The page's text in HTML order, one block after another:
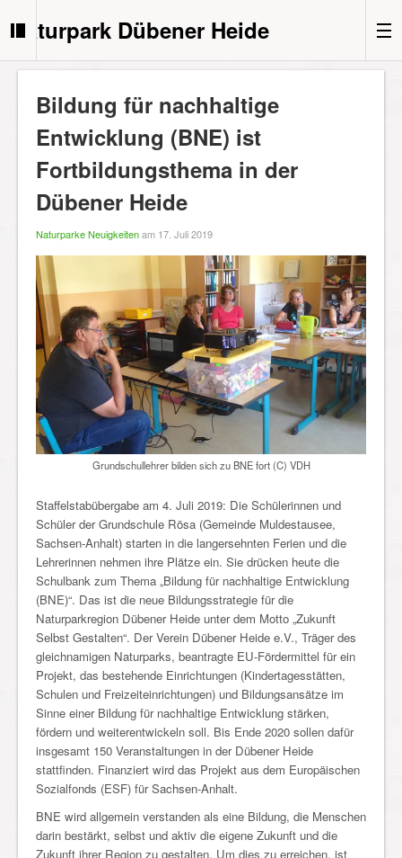
Naturpark Dübener Heide
Bildung für nachhaltige
Entwicklung (BNE) ist
Fortbildungsthema in der
Dübener Heide
Naturparke Neuigkeitenam 17. Juli 2019
Grundschullehrer bilden sich zu BNE fort (C) VDH
Staffelstabübergabe am 4. Juli 2019: Die Schülerinnen und
Schüler der Grundschule Rösa (Gemeinde Muldestausee,
Sachsen-Anhalt) starten in die langersehnten Ferien und die
Lehrerinnen nehmen ihre Plätze ein. Sie drücken heute die
Schulbank zum Thema „Bildung für nachhaltige Entwicklung
(BNE)“. Das ist die neue Bildungsstrategie für die
Naturparkregion Dübener Heide unter dem Motto „Zukunft
Selbst Gestalten“. Der Verein Dübener Heide e.V., Träger des
gleichnamigen Naturparks, beantragte EU-Fördermittel für ein
Projekt, das bestehende Einrichtungen (Kindertagesstätten,
Schulen und Freizeiteinrichtungen) und Bildungsansätze im
Sinne einer Bildung für nachhaltige Entwicklung stärken,
fördern und weiterentwickeln soll. Bis Ende 2020 sollen dafür
insgesamt 150 Veranstaltungen in der Dübener Heide
stattfinden. Finanziert wird das Projekt aus dem Europäischen
Sozialfonds (ESF) für Sachsen-Anhalt.
BNE wird allgemein verstanden als eine Bildung, die Menschen
darin bestärkt, selbst und aktiv die eigene Zukunft und die
Zukunft ihrer Region zu gestalten. Um dies zu erreichen, ist